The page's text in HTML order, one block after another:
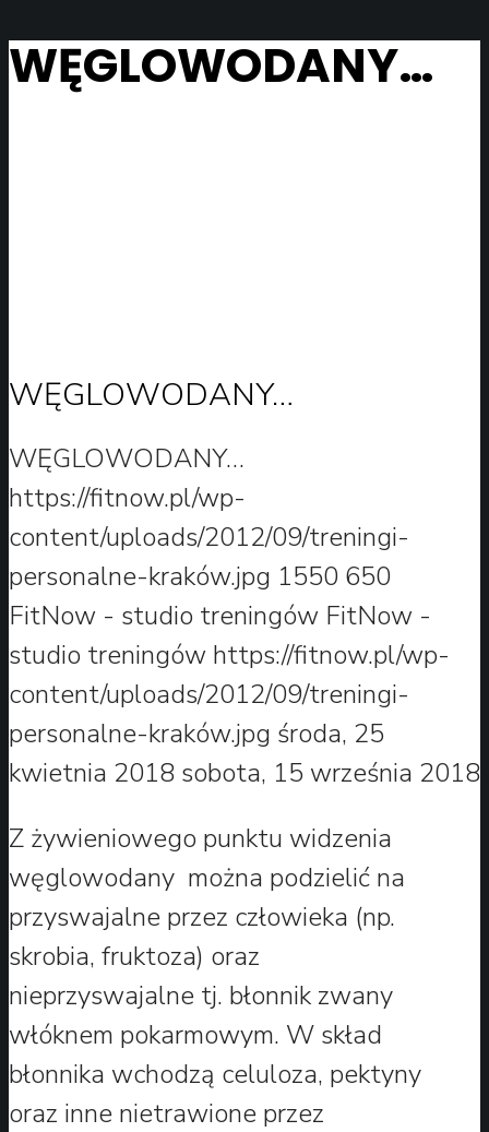
WĘGLOWODANY…
WĘGLOWODANY…
WĘGLOWODANY…
https://fitnow.pl/wp-
content/uploads/2012/09/treningi-
personalne-kraków.jpg 1550 650
FitNow - studio treningów FitNow -
studio treningów https://fitnow.pl/wp-
content/uploads/2012/09/treningi-
personalne-kraków.jpg środa, 25
kwietnia 2018 sobota, 15 września 2018
Z żywieniowego punktu widzenia
węglowodany można podzielić na
przyswajalne przez człowieka (np.
skrobia, fruktoza) oraz
nieprzyswajalne tj. błonnik zwany
włóknem pokarmowym. W skład
błonnika wchodzą celuloza, pektyny
oraz inne nietrawione przez